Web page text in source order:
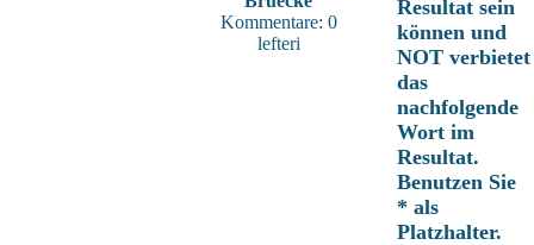
Kommentare: 0
lefteri
Resultat sein
können und
NOT verbietet
das
nachfolgende
Wort im
Resultat.
Benutzen Sie
* als
Platzhalter.